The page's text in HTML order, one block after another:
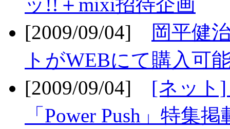
[2009/09/04]
岡平健
トがWEBにて購入可
[2009/09/04] [ネット]
「Power Push」特集